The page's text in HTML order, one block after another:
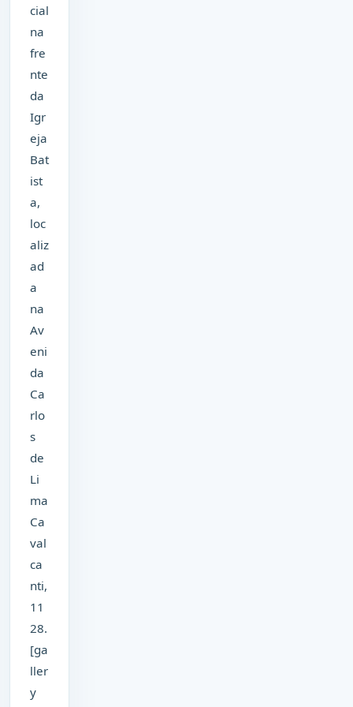
cial
na
fre
nte
da
Igr
eja
Bat
ist
a,
loc
aliz
ad
a
na
Av
eni
da
Ca
rlo
s
de
Li
ma
Ca
val
ca
nti,
11
28.
[ga
ller
y